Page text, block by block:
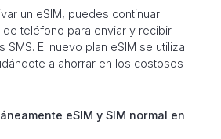
un eSIM, puedes continuar
de teléfono para enviar y recibir
SMS. El nuevo plan eSIM se utiliza
a ahorrar en los costosos
eSIM y SIM normal en